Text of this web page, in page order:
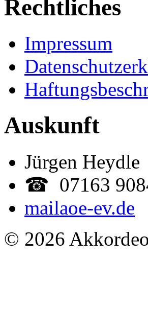
Rechtliches
Impressum
Auskunft
Jürgen Heydle
☎ 07163
mailaoe-ev.de
© 2026